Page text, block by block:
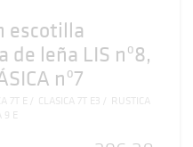
escotilla
de leña LIS nº8,
nº7
7T E CLASICA 7T E3
RUSTICA
9 E